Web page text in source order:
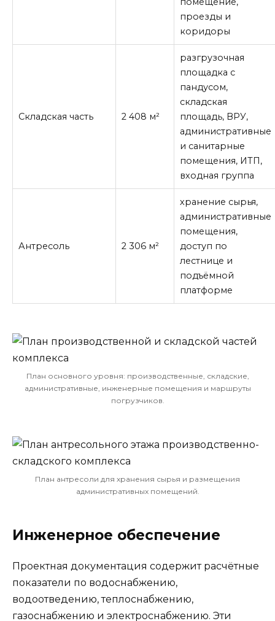
проезды и
коридоры
Складская часть 2 408 м²
разгрузочная
площадка с
пандусом,
складская
площадь, ВРУ,
административные
и санитарные
помещения, ИТП,
входная группа
Антресоль 2 306 м²
хранение сырья,
административные
помещения,
доступ по
лестнице и
подъёмной
платформе
План основного уровня: производственные, складские,
административные, инженерные помещения и маршруты
погрузчиков.
План антресоли для хранения сырья и размещения
административных помещений.
Инженерное обеспечение
Проектная документация содержит расчётные
показатели по водоснабжению,
водоотведению, теплоснабжению,
газоснабжению и электроснабжению. Эти